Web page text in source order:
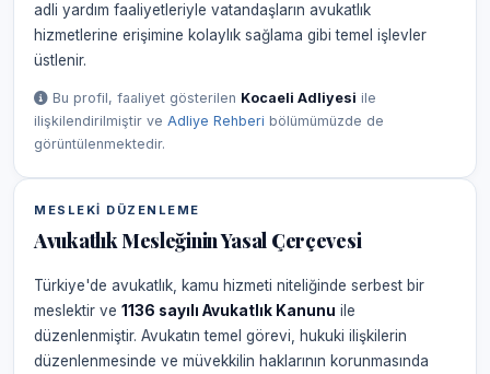
adli yardım faaliyetleriyle vatandaşların avukatlık
hizmetlerine erişimine kolaylık sağlama gibi temel işlevler
üstlenir.
Bu profil, faaliyet gösterilen Kocaeli Adliyesi ile
ilişkilendirilmiştir ve Adliye Rehberi bölümümüzde de
görüntülenmektedir.
MESLEKI DÜZENLEME
Avukatlık Mesleğinin Yasal Çerçevesi
Türkiye'de avukatlık, kamu hizmeti niteliğinde serbest bir
meslektir ve 1136 sayılı Avukatlık Kanunu ile
düzenlenmiştir. Avukatın temel görevi, hukuki ilişkilerin
düzenlenmesinde ve müvekkilin haklarının korunmasında